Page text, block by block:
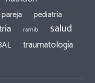
pareja pediatría
ramib salud
traumatología